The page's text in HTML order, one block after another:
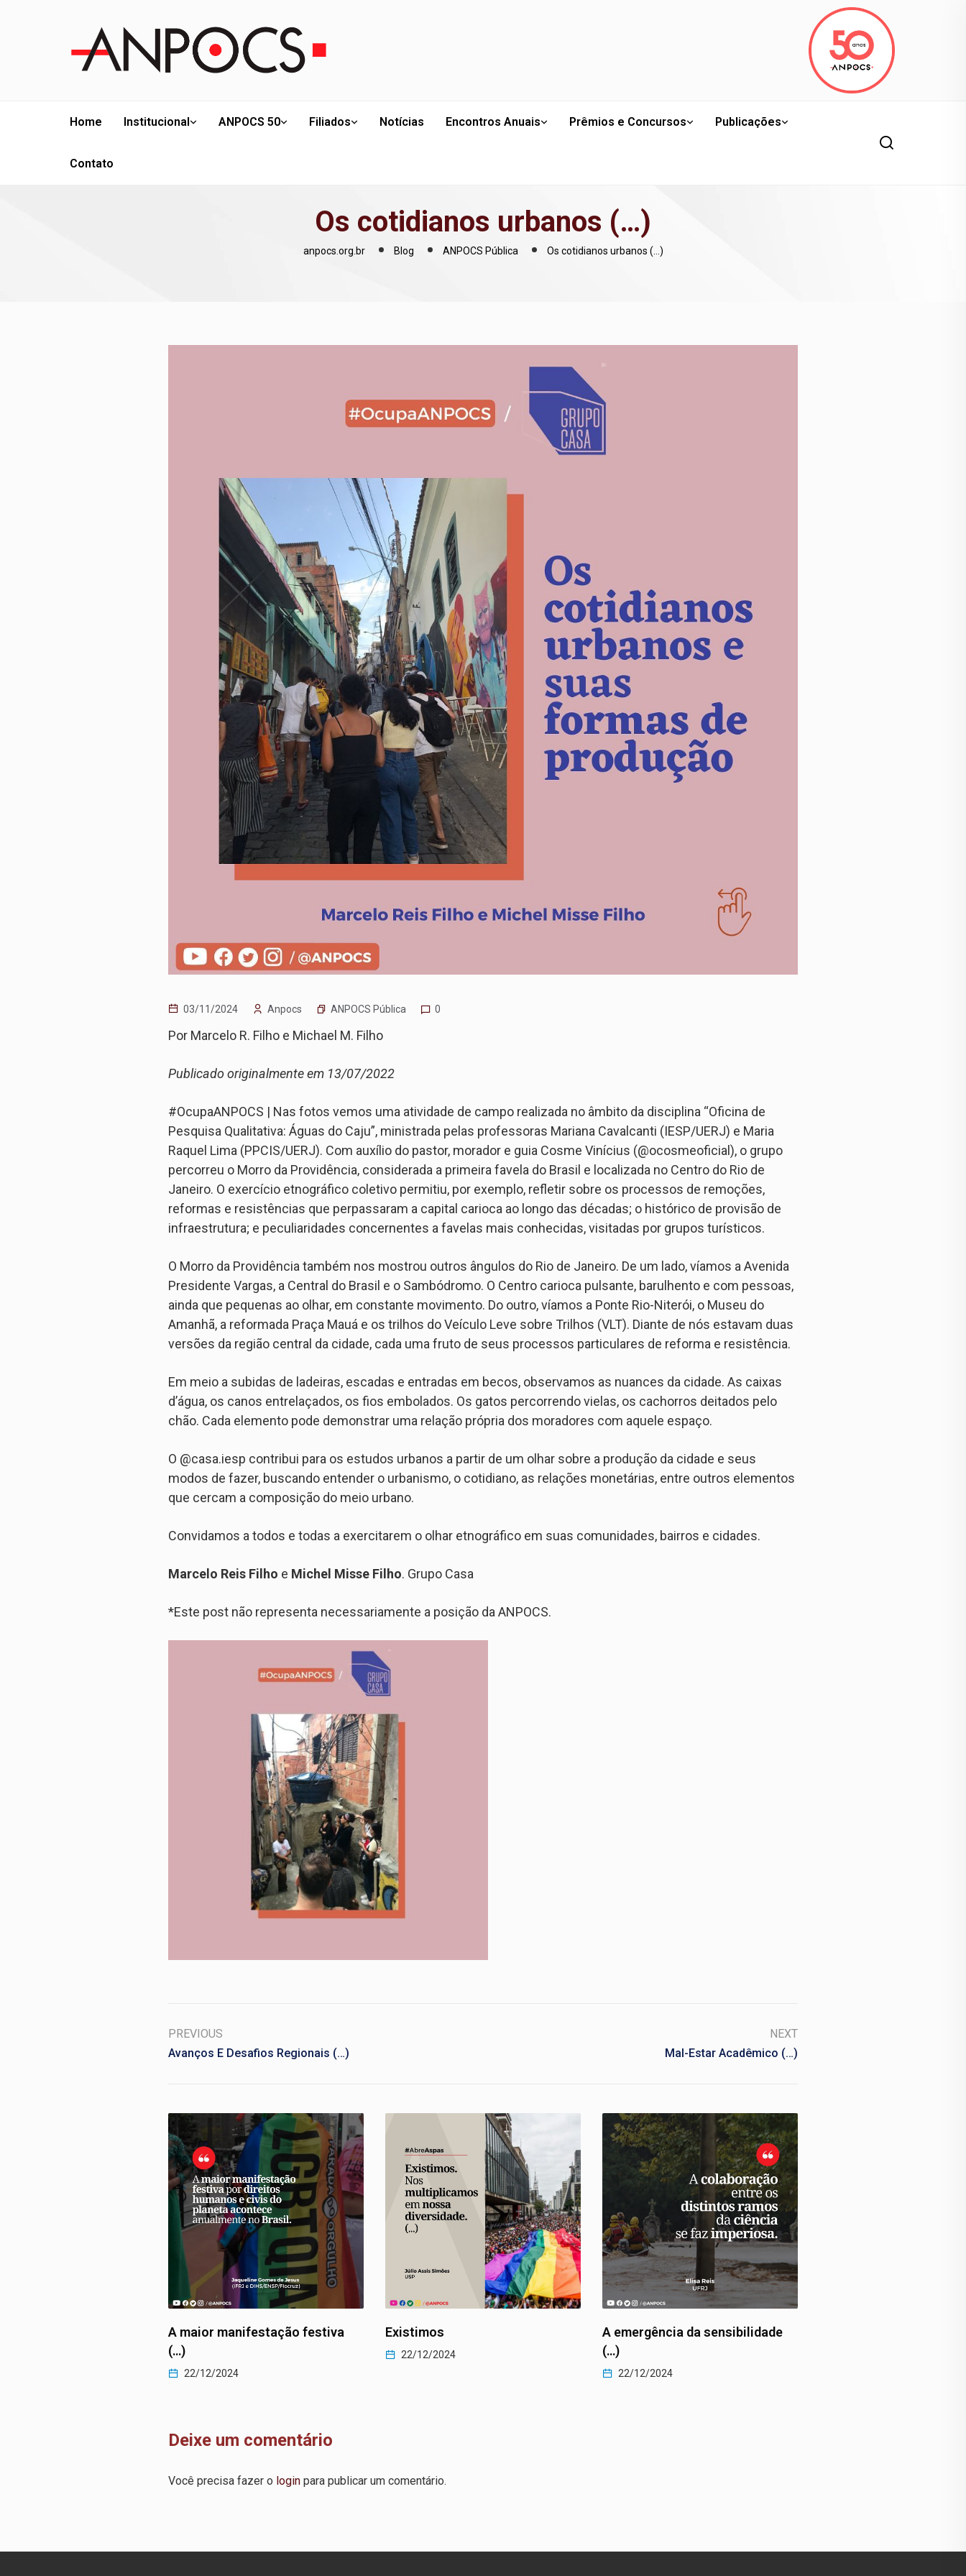
Home Institucional ANPOCS 50 Filiados Notícias Encontros Anuais Prêmios e Concursos Publicações
Contato
Os cotidianos urbanos (…)
anpocs.org.br Blog ANPOCS Pública Os cotidianos urbanos (…)
03/11/2024 Anpocs ANPOCS Pública 0
Por Marcelo R. Filho e Michael M. Filho
Publicado originalmente em 13/07/2022
#OcupaANPOCS | Nas fotos vemos uma atividade de campo realizada no âmbito da disciplina “Oficina de
Pesquisa Qualitativa: Águas do Caju”, ministrada pelas professoras Mariana Cavalcanti (IESP/UERJ) e Maria
Raquel Lima (PPCIS/UERJ). Com auxílio do pastor, morador e guia Cosme Vinícius (@ocosmeoficial), o grupo
percorreu o Morro da Providência, considerada a primeira favela do Brasil e localizada no Centro do Rio de
Janeiro. O exercício etnográfico coletivo permitiu, por exemplo, refletir sobre os processos de remoções,
reformas e resistências que perpassaram a capital carioca ao longo das décadas; o histórico de provisão de
infraestrutura; e peculiaridades concernentes a favelas mais conhecidas, visitadas por grupos turísticos.
O Morro da Providência também nos mostrou outros ângulos do Rio de Janeiro. De um lado, víamos a Avenida
Presidente Vargas, a Central do Brasil e o Sambódromo. O Centro carioca pulsante, barulhento e com pessoas,
ainda que pequenas ao olhar, em constante movimento. Do outro, víamos a Ponte Rio-Niterói, o Museu do
Amanhã, a reformada Praça Mauá e os trilhos do Veículo Leve sobre Trilhos (VLT). Diante de nós estavam duas
versões da região central da cidade, cada uma fruto de seus processos particulares de reforma e resistência.
Em meio a subidas de ladeiras, escadas e entradas em becos, observamos as nuances da cidade. As caixas
d’água, os canos entrelaçados, os fios embolados. Os gatos percorrendo vielas, os cachorros deitados pelo
chão. Cada elemento pode demonstrar uma relação própria dos moradores com aquele espaço.
O @casa.iesp contribui para os estudos urbanos a partir de um olhar sobre a produção da cidade e seus
modos de fazer, buscando entender o urbanismo, o cotidiano, as relações monetárias, entre outros elementos
que cercam a composição do meio urbano.
Convidamos a todos e todas a exercitarem o olhar etnográfico em suas comunidades, bairros e cidades.
Marcelo Reis Filho e Michel Misse Filho. Grupo Casa
*Este post não representa necessariamente a posição da ANPOCS.
PREVIOUS
Avanços E Desafios Regionais (…)
NEXT
Mal-Estar Acadêmico (…)
Existimos
22/12/2024
A emergência da sensibilidade
(…)
As mudanças climáticas na
agenda (…)
22/12/2024
Deixe um comentário
Você precisa fazer o login para publicar um comentário.